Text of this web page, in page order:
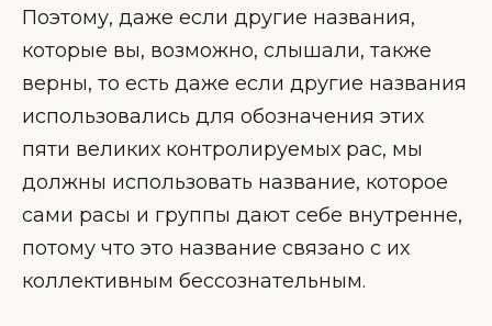
Поэтому, даже если другие названия,
которые вы, возможно, слышали, также
верны, то есть даже если другие названия
использовались для обозначения этих
пяти великих контролируемых рас, мы
должны использовать название, которое
сами расы и группы дают себе внутренне,
потому что это название связано с их
коллективным бессознательным.